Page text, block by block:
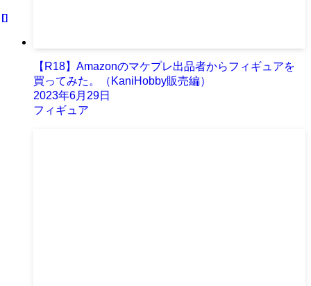
【R18】Amazonのマケプレ出品者からフィギュアを
買ってみた。（KaniHobby販売編）
2023年6月29日
フィギュア